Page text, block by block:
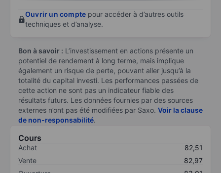
Ouvrir un compte pour accéder à d’autres outils
techniques et d’analyse.
Bon à savoir : L’investissement en actions présente un
potentiel de rendement à long terme, mais implique
également un risque de perte, pouvant aller jusqu’à la
totalité du capital investi. Les performances passées de
cette action ne sont pas un indicateur fiable des
résultats futurs. Les données fournies par des sources
externes n’ont pas été modifiées par Saxo. Voir la clause
de non-responsabilité.
Cours
Achat
82,51
Vente
82,97